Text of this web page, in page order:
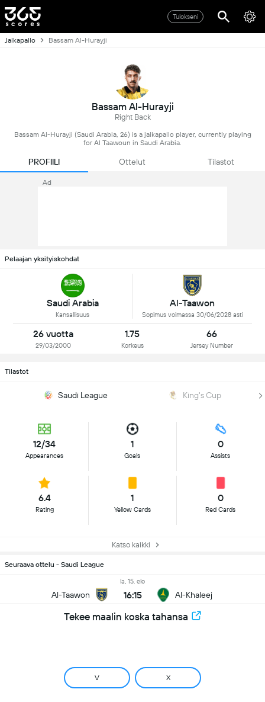
Tulokseni
Jalkapallo Bassam Al-Hurayji
Bassam Al-Hurayji
Right Back
Bassam Al-Hurayji (Saudi Arabia, 26) is a jalkapallo player, currently playing
for Al Taawoun in Saudi Arabia.
PROFIILI Ottelut Tilastot
Ad
Pelaajan yksityiskohdat
Saudi Arabia
Kansallisuus
Al-Taawon
Sopimus voimassa 30/06/2028 asti
26 vuotta
29/03/2000
1.75
Korkeus
66
Jersey Number
Tilastot
Saudi League King's Cup
12/34
Appearances
1
Goals
0
Assists
6.4
Rating
1
Yellow Cards
0
Red Cards
Katso kaikki
Seuraava ottelu - Saudi League
Al-Taawon
la, 15. elo
16:15 Al-Khaleej
Tekee maalin koska tahansa
V X